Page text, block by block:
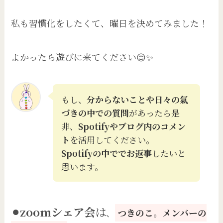
私も習慣化をしたくて、曜日を決めてみました！
よかったら遊びに来てください😌✨
もし、分からないことや日々の氣
づきの中での質問があったら是
非、 Spotifyやブログ内のコメン
ト を活用してください。
Spotifyの中ででお返事したいと
思います。
⚫︎zoomシェア会は、 つきのこ。メンバーの